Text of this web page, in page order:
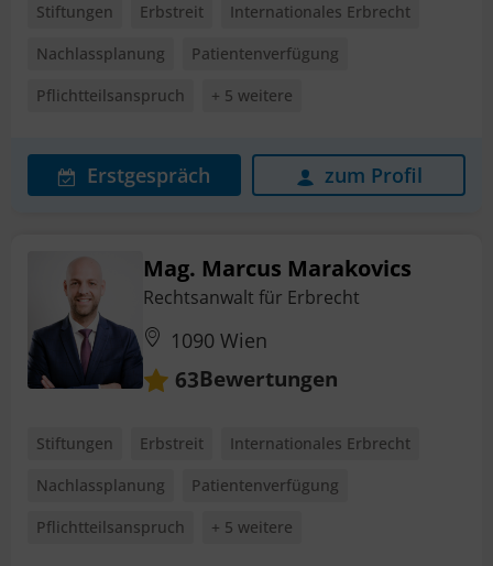
Stiftungen Erbstreit
Internationales Erbrecht
Nachlassplanung
Patientenverfügung
Pflichtteilsanspruch
+ 5 weitere
Erstgespräch zum Profil
Mag. Marcus Marakovics
Rechtsanwalt für Erbrecht
1090 Wien
63Bewertungen
Stiftungen Erbstreit
Internationales Erbrecht
Nachlassplanung
Patientenverfügung
Pflichtteilsanspruch
+ 5 weitere